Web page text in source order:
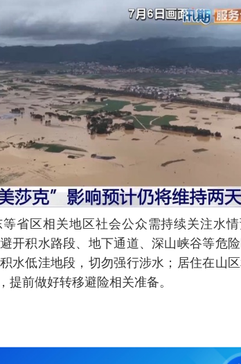
省区相关地区社会公众需持续关注水
开积水路段、地下通道、深山峡谷等危险
水低洼地段，切勿强行涉水；居住在山
提前做好转移避险相关准备。